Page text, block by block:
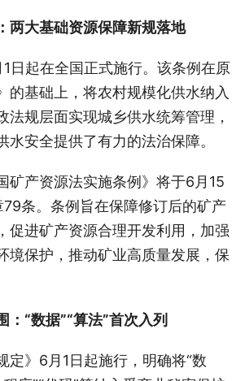
两大基础资源保障新规落地
1日起在全国正式施行。该条例在原
的基础上，将农村规模化供水纳入
法规层面实现城乡供水统筹管理，
水安全提供了有力的法治保障。
矿产资源法实施条例》将于6月15
79条。条例旨在保障修订后的矿产
促进矿产资源合理开发利用，加强
境保护，推动矿业高质量发展，保
：“数据”“算法”首次入列
定》6月1日起施行，明确将“数